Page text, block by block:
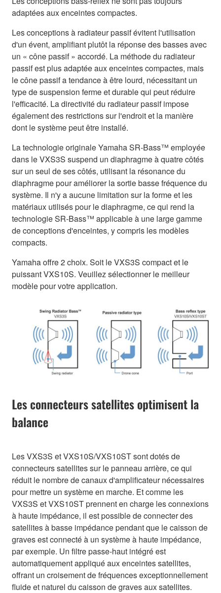
adaptées aux enceintes compactes.
Les conceptions à radiateur passif évitent l'utilisation
d'un évent, amplifiant plutôt la réponse des basses avec
un « cône passif » accordé. La méthode du radiateur
passif est plus adaptée aux enceintes compactes, mais
le cône passif a tendance à être lourd, nécessitant un
type de suspension ferme et durable qui peut réduire
l'efficacité. La directivité du radiateur passif impose
également des restrictions sur l'endroit et la manière
dont le système peut être installé.
La technologie originale Yamaha SR-Bass™ employée
dans le VXS3S suspend un diaphragme à quatre côtés
sur un seul de ses côtés, utilisant la résonance du
diaphragme pour améliorer la sortie basse fréquence du
système. Il n'y a aucune limitation sur la forme et les
matériaux utilisés pour le diaphragme, ce qui rend la
technologie SR-Bass™ applicable à une large gamme
de conceptions d'enceintes, y compris les modèles
compacts.
Yamaha offre 2 choix. Soit le VXS3S compact et le
puissant VXS10S. Veuillez sélectionner le meilleur
modèle pour votre application.
Les connecteurs satellites optimisent la
balance
Les VXS3S et VXS10S/VXS10ST sont dotés de
connecteurs satellites sur le panneau arrière, ce qui
réduit le nombre de canaux d'amplificateur nécessaires
pour mettre un système en marche. Et comme les
VXS3S et VXS10ST prennent en charge les connexions
à haute impédance, il est possible de connecter des
satellites à basse impédance pendant que le caisson de
graves est connecté à un système à haute impédance,
par exemple. Un filtre passe-haut intégré est
automatiquement appliqué aux enceintes satellites,
offrant un croisement de fréquences exceptionnellement
fluide et naturel du caisson de graves aux satellites.